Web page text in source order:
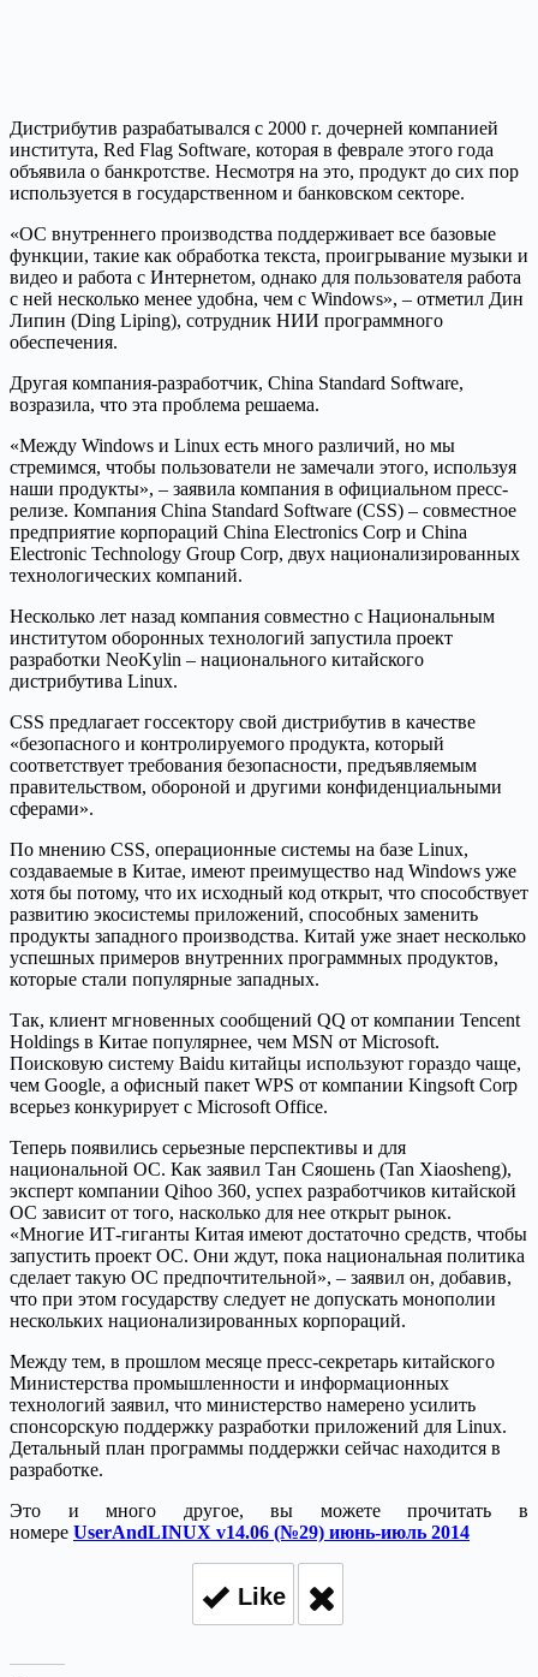
Дистрибутив разрабатывался с 2000 г. дочерней компанией
института, Red Flag Software, которая в феврале этого года
объявила о банкротстве. Несмотря на это, продукт до сих пор
используется в государственном и банковском секторе.
«ОС внутреннего производства поддерживает все базовые
функции, такие как обработка текста, проигрывание музыки и
видео и работа с Интернетом, однако для пользователя работа
с ней несколько менее удобна, чем с Windows», – отметил Дин
Липин (Ding Liping), сотрудник НИИ программного
обеспечения.
Другая компания-разработчик, China Standard Software,
возразила, что эта проблема решаема.
«Между Windows и Linux есть много различий, но мы
стремимся, чтобы пользователи не замечали этого, используя
наши продукты», – заявила компания в официальном пресс-
релизе. Компания China Standard Software (CSS) – совместное
предприятие корпораций China Electronics Corp и China
Electronic Technology Group Corp, двух национализированных
технологических компаний.
Несколько лет назад компания совместно с Национальным
институтом оборонных технологий запустила проект
разработки NeoKylin – национального китайского
дистрибутива Linux.
СSS предлагает госсектору свой дистрибутив в качестве
«безопасного и контролируемого продукта, который
соответствует требования безопасности, предъявляемым
правительством, обороной и другими конфиденциальными
сферами».
По мнению CSS, операционные системы на базе Linux,
создаваемые в Китае, имеют преимущество над Windows уже
хотя бы потому, что их исходный код открыт, что способствует
развитию экосистемы приложений, способных заменить
продукты западного производства. Китай уже знает несколько
успешных примеров внутренних программных продуктов,
которые стали популярные западных.
Так, клиент мгновенных сообщений QQ от компании Tencent
Holdings в Китае популярнее, чем MSN от Microsoft.
Поисковую систему Baidu китайцы используют гораздо чаще,
чем Google, а офисный пакет WPS от компании Kingsoft Corp
всерьез конкурирует с Microsoft Office.
Теперь появились серьезные перспективы и для
национальной ОС. Как заявил Тан Сяошень (Tan Xiaosheng),
эксперт компании Qihoo 360, успех разработчиков китайской
ОС зависит от того, насколько для нее открыт рынок.
«Многие ИТ-гиганты Китая имеют достаточно средств, чтобы
запустить проект ОС. Они ждут, пока национальная политика
сделает такую ОС предпочтительной», – заявил он, добавив,
что при этом государству следует не допускать монополии
нескольких национализированных корпораций.
Между тем, в прошлом месяце пресс-секретарь китайского
Министерства промышленности и информационных
технологий заявил, что министерство намерено усилить
спонсорскую поддержку разработки приложений для Linux.
Детальный план программы поддержки сейчас находится в
разработке.
Это и много другое, вы можете прочитать в
номере UserAndLINUX v14.06 (№29) июнь-июль 2014
Like